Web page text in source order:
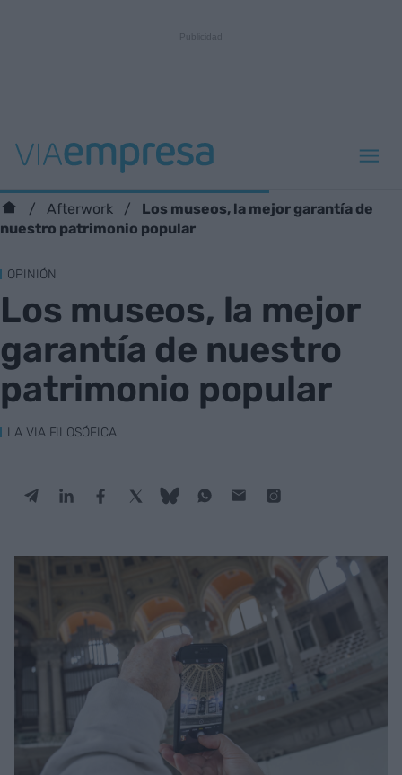
Afterwork
Los museos, la mejor garantía de
nuestro patrimonio popular
OPINIÓN
Los museos, la mejor
garantía de nuestro
patrimonio popular
LA VIA FILOSÓFICA